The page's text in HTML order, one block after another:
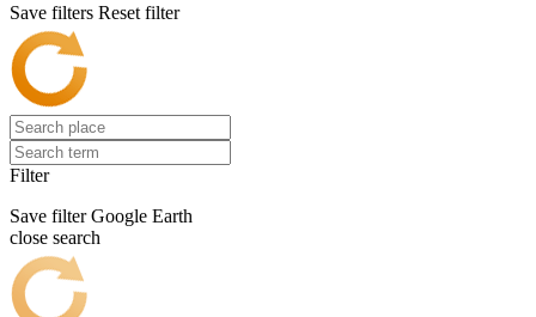
Save filters Reset filter
Filter
Save filter Google Earth
close search